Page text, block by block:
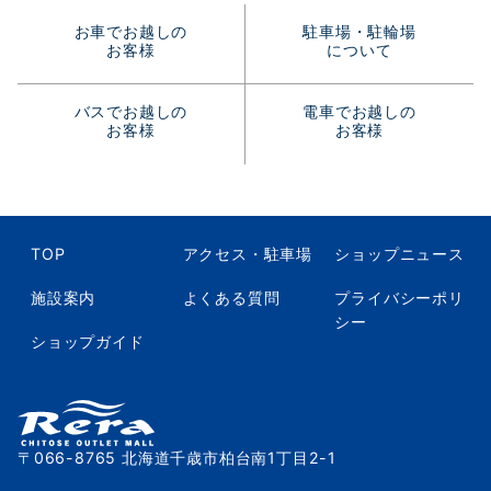
お車でお越しの
お客様
駐車場・駐輪場
について
バスでお越しの
お客様
電車でお越しの
お客様
〒066-8765 北海道千歳市柏台南1丁目2-1
TOP
施設案内
ショップガイド
アクセス・駐車場
よくある質問
ショップニュース
プライバシーポリ
シー